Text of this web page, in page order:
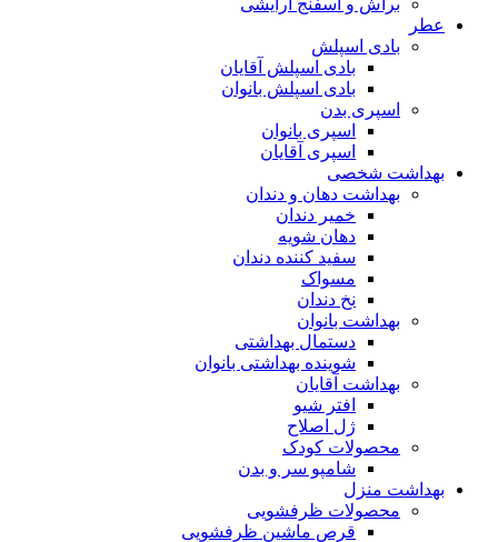
براش و اسفنج آرایشی
عطر
بادی اسپلش
بادی اسپلش آقایان
بادی اسپلش بانوان
اسپری بدن
اسپری بانوان
اسپری آقایان
بهداشت شخصی
بهداشت دهان و دندان
خمیر دندان
دهان شویه
سفید کننده دندان
مسواک
نخ دندان
بهداشت بانوان
دستمال بهداشتی
شوینده بهداشتی بانوان
بهداشت آقایان
افتر شیو
ژل اصلاح
محصولات کودک
شامپو سر و بدن
بهداشت منزل
محصولات ظرفشویی
قرص ماشین ظرفشویی